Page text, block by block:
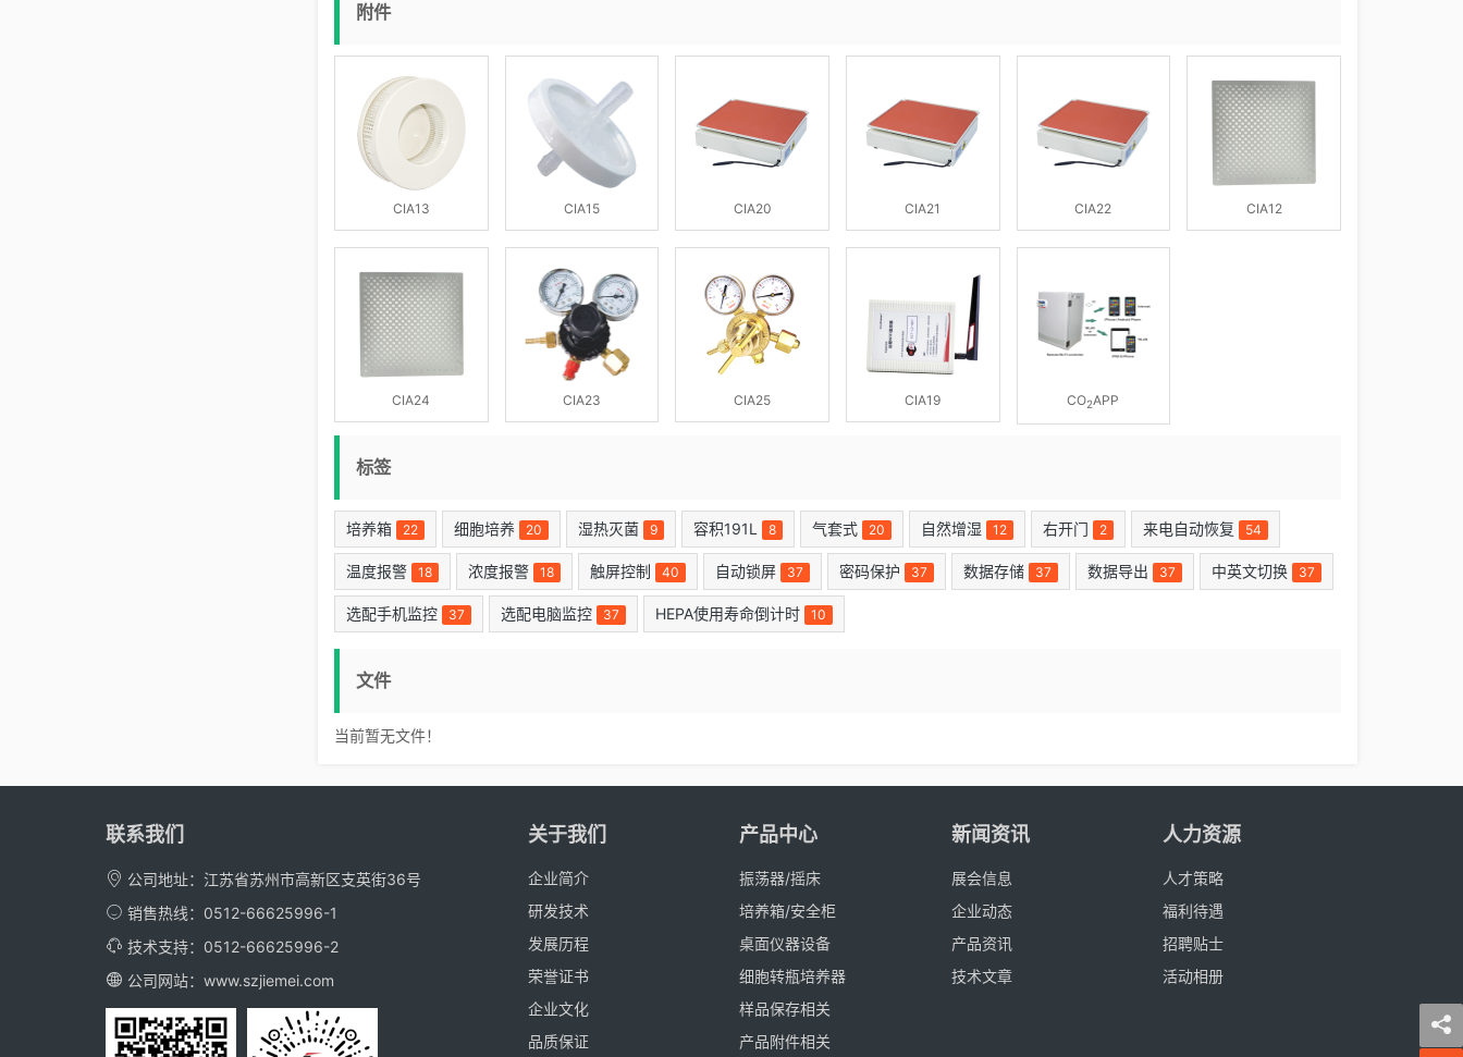
附件
CIA13 CIA15 CIA20 CIA21 CIA22 CIA12
CIA24 CIA23 CIA25 CIA19 CO2APP
标签
培养箱 22 细胞培养 20 湿热灭菌 9 容积191L 8 气套式 20 自然增湿 12 右开门 2 来电自动恢复 54
温度报警 18 浓度报警 18 触屏控制 40 自动锁屏 37 密码保护 37 数据存储 37 数据导出 37 中英文切换 37
选配手机监控 37 选配电脑监控 37 HEPA使用寿命倒计时 10
文件
当前暂无文件！
联系我们
公司地址：江苏省苏州市高新区支英街36号
销售热线：0512-66625996-1
技术支持：0512-66625996-2
公司网站： www.szjiemei.com
关于我们
企业简介
研发技术
发展历程
荣誉证书
企业文化
品质保证
产品中心
振荡器/摇床
培养箱/安全柜
桌面仪器设备
细胞转瓶培养器
样品保存相关
产品附件相关
新闻资讯
展会信息
企业动态
产品资讯
技术文章
人力资源
人才策略
福利待遇
招聘贴士
活动相册